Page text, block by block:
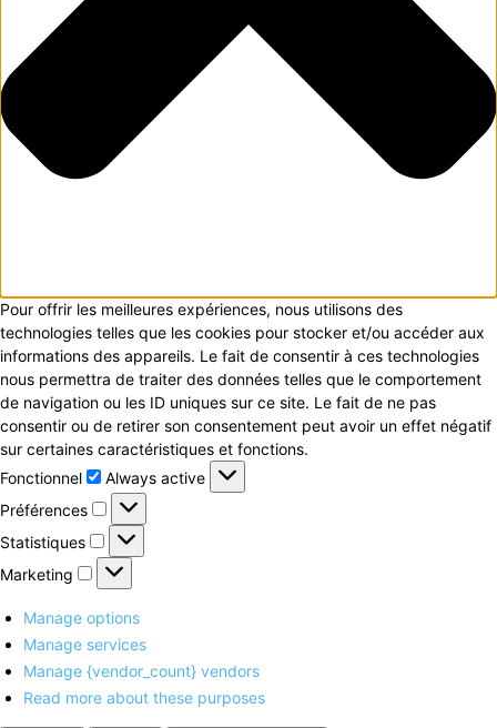
Pour offrir les meilleures expériences, nous utilisons des
technologies telles que les cookies pour stocker et/ou accéder aux
informations des appareils. Le fait de consentir à ces technologies
nous permettra de traiter des données telles que le comportement
de navigation ou les ID uniques sur ce site. Le fait de ne pas
consentir ou de retirer son consentement peut avoir un effet négatif
sur certaines caractéristiques et fonctions.
Fonctionnel
Fonctionnel
Always active
Préférences
Préférences
Statistiques
Statistiques
Marketing
Marketing
Manage options
Manage services
Manage {vendor_count} vendors
Read more about these purposes